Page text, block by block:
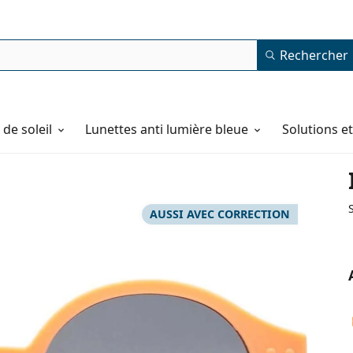
Rechercher
soleil Lunettes anti lumière bleue Solutions
AUSSI AVEC CORRECTION